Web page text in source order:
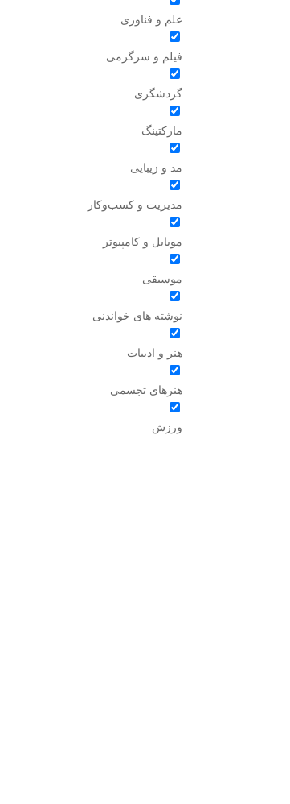
علم و فناوری
فیلم و سرگرمی
گردشگری
مارکتینگ
مد و زیبایی
مدیریت و کسب‌وکار
موبایل و کامپیوتر
موسیقی
نوشته های خواندنی
هنر و ادبیات
هنرهای تجسمی
ورزش